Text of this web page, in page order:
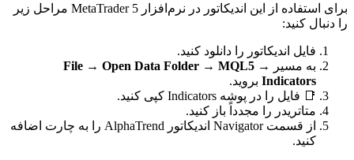
برای استفاده از این اندیکاتور در نرم‌افزار MetaTrader 5 مراحل زیر
را دنبال کنید:
فایل اندیکاتور را دانلود کنید.
به مسیر
File → Open Data Folder → MQL5 →
Indicators بروید.
📑 فایل را در پوشه Indicators کپی کنید.
متاتریدر را مجدداً باز کنید.
از قسمت Navigator اندیکاتور AlphaTrend را به چارت اضافه
کنید.